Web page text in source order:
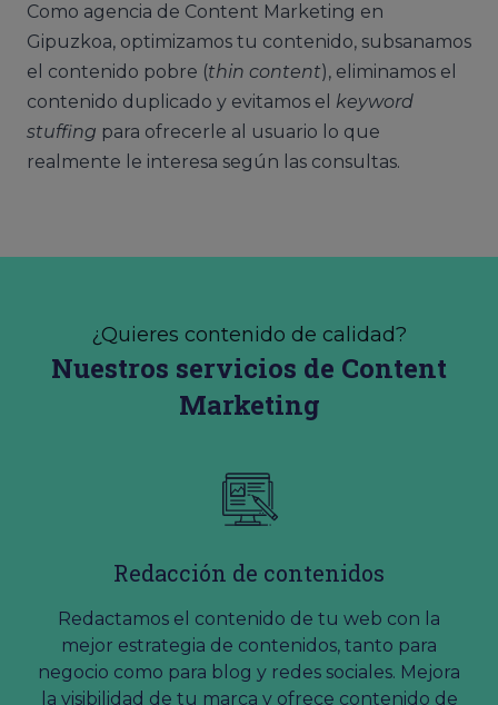
Como agencia de Content Marketing en
Gipuzkoa, optimizamos tu contenido, subsanamos
el contenido pobre (thin content), eliminamos el
contenido duplicado y evitamos el keyword
stuffing para ofrecerle al usuario lo que
realmente le interesa según las consultas.
¿Quieres contenido de calidad?
Nuestros servicios de Content
Marketing
Redacción de contenidos
Redactamos el contenido de tu web con la
mejor estrategia de contenidos, tanto para
negocio como para blog y redes sociales. Mejora
la visibilidad de tu marca y ofrece contenido de